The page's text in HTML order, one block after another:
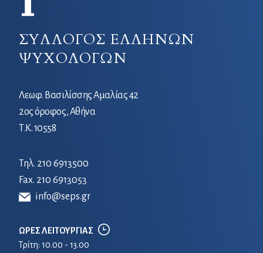
ΣΥΛΛΟΓΟΣ ΕΛΛΗΝΩΝ
ΨΥΧΟΛΟΓΩΝ
Λεωφ. Βασιλίσσης Αμαλίας 42
2ος όροφος, Αθήνα
Τ.Κ. 10558
Τηλ. 210 6913500
Fax. 210 6913053
info@seps.gr
ΩΡΕΣ ΛΕΙΤΟΥΡΓΙΑΣ
Τρίτη: 10.00 - 13.00